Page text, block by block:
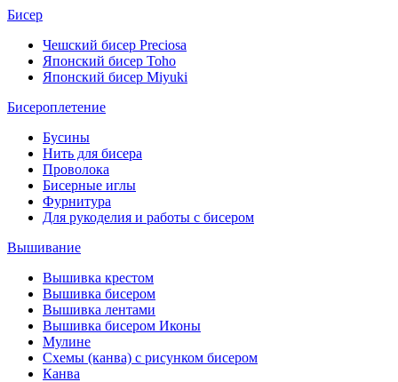
Бисер
Чешский бисер Preciosa
Японский бисер Toho
Японский бисер Miyuki
Бисероплетение
Бусины
Нить для бисера
Проволока
Бисерные иглы
Фурнитура
Для рукоделия и работы с бисером
Вышивание
Вышивка крестом
Вышивка бисером
Вышивка лентами
Вышивка бисером Иконы
Мулине
Схемы (канва) с рисунком бисером
Канва